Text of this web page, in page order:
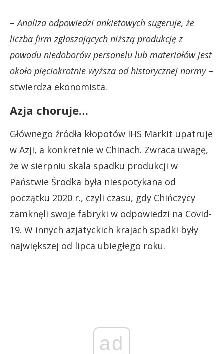
–Analiza odpowiedzi ankietowych sugeruje, że
liczba firm zgłaszających niższą produkcję z
powodu niedoborów personelu lub materiałów jest
około pięciokrotnie wyższa od historycznej normy–
stwierdza ekonomista.
Azja choruje…
Głównego źródła kłopotów IHS Markit upatruje
w Azji, a konkretnie w Chinach. Zwraca uwagę,
że w sierpniu skala spadku produkcji w
Państwie Środka była niespotykana od
początku 2020 r., czyli czasu, gdy Chińczycy
zamknęli swoje fabryki w odpowiedzi na Covid-
19. W innych azjatyckich krajach spadki były
największej od lipca ubiegłego roku.
ad